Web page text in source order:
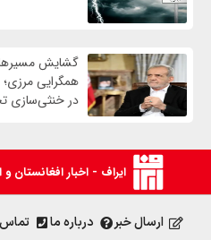
گشایش
همگرایی
در خنثی‌سازی
ایراف - اخبار افغانستان و
ارسال خبر درباره ما تماس